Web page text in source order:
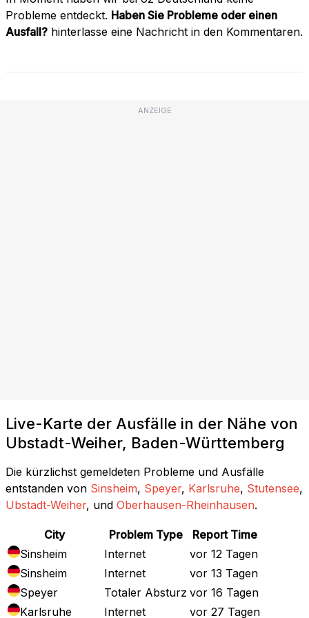
Probleme entdeckt. Haben Sie Probleme oder einen
Ausfall? hinterlasse eine Nachricht in den Kommentaren.
ANZEIGE
Live-Karte der Ausfälle in der Nähe von
Ubstadt-Weiher, Baden-Württemberg
Die kürzlichst gemeldeten Probleme und Ausfälle
entstanden von Sinsheim, Speyer, Karlsruhe, Stutensee,
Ubstadt-Weiher, und Oberhausen-Rheinhausen.
City Problem Type
Report Time
Sinsheim
Internet
vor 12 Tagen
Sinsheim
Internet
vor 13 Tagen
Speyer
Totaler Absturz vor 16 Tagen
Karlsruhe
Internet vor 27 Tagen